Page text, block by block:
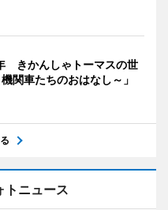
きかんしゃトーマスの世
関車たちのおはなし～」
トニュース